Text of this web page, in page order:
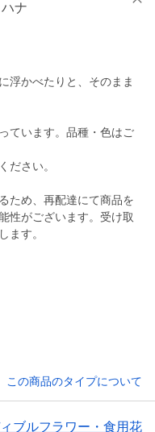
ナ
浮かべたりと、そのまま
ています。品種・色はご
ださい。
ため、再配達にて商品を
性がございます。受け取
ます。
この商品のタイプについて
ブルフラワー・食用花